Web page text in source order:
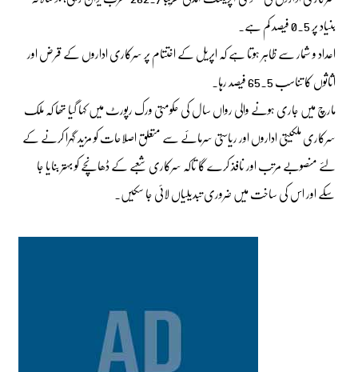
بنیاد پر 0.5 فیصد کم ہے۔
اعداد و شمار سے ظاہر ہوتا ہے کہ اپریل کے اختتام پر سرکاری اداروں کے قرض اور
اثاثوں کا تناسب 65.5 فیصد رہا۔
مارچ میں جاری ہونے والی رواں سال کی حکومتی ورک رپورٹ میں کہا گیا تھا کہ ملک
سرکاری ملکیتی اداروں اور ریاستی سرمائے سے متعلق اصلاحات کو مزید گہرا کرنے کے
لئے منصوبے مرتب اور نافذ کرے گا تاکہ سرکاری شعبے کے ڈھانچے کو بہتر بنایا جا
سکے اور اس کی ساخت میں ضروری تبدیلیاں لائی جا سکیں۔